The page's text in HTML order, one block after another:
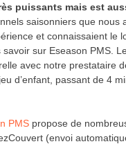
puissants mais est
saisonniers que nous
et connaissaient le
sur Eseason PMS.
avec notre prestataire
d’enfant, passant de 4
PMS propose de
(envoi